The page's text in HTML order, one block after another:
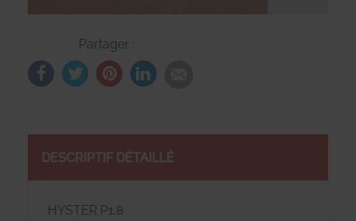
Partager :
DESCRIPTIF DÉTAILLÉ
HYSTER P1.8